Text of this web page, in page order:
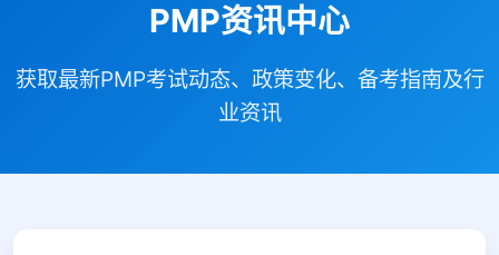
PMP资讯中心
获取最新PMP考试动态、政策变化、备考指南及行
业资讯